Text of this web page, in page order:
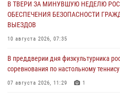
В ТВЕРИ ЗА МИНУВШУЮ НЕДЕЛЮ
ОБЕСПЕЧЕНИЯ БЕЗОПАСНОСТИ
ВЫЕЗДОВ
10 августа 2026, 07:35
В преддверии дня физкультурника
соревнования по настольному
07 августа 2026, 11:29 1